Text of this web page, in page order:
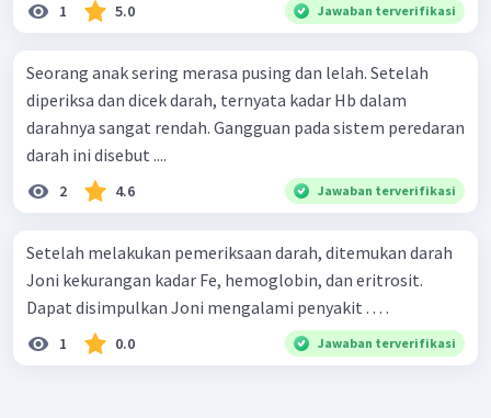
1 5.0 Jawaban terverifikasi
Seorang anak sering merasa pusing dan lelah. Setelah
diperiksa dan dicek darah, ternyata kadar Hb dalam
darahnya sangat rendah. Gangguan pada sistem peredaran
darah ini disebut ....
2 4.6 Jawaban terverifikasi
Setelah melakukan pemeriksaan darah, ditemukan darah
Joni kekurangan kadar Fe, hemoglobin, dan eritrosit.
Dapat disimpulkan Joni mengalami penyakit . . . .
1 0.0 Jawaban terverifikasi